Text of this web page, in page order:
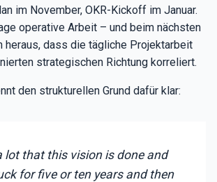
im November, OKR-Kickoff im Januar.
operative Arbeit – und beim nächsten
heraus, dass die tägliche Projektarbeit
strategischen Richtung korreliert.
den strukturellen Grund dafür klar:
lot that this vision is done and
for five or ten years and then